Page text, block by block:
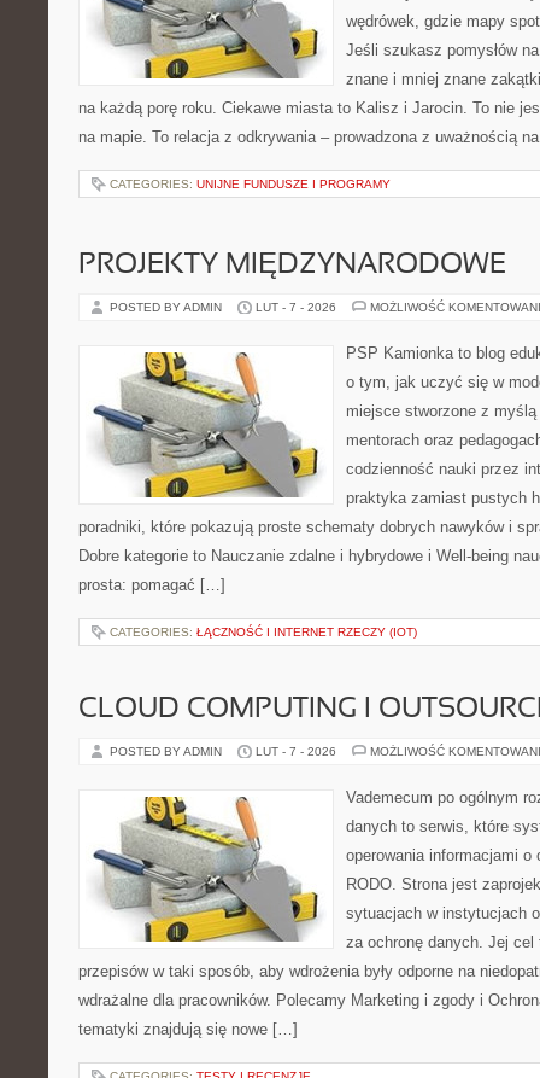
wędrówek, gdzie mapy
Jeśli szukasz pomysłów
znane i mniej znane
na każdą porę roku. Ciekawe miasta to Kalisz i Jarocin. To nie
na mapie. To relacja z odkrywania – prowadzona z uważnością
CATEGORIES: UNIJNE FUNDUSZE I PROGRAMY
PROJEKTY MIĘDZYNARODOWE
POSTED BY ADMIN LUT - 7 - 2026 MOŻLIWOŚĆ
PSP Kamionka to blog
o tym, jak uczyć się w
miejsce stworzone z
mentorach oraz
codzienność nauki przez
praktyka zamiast pustych
poradniki, które pokazują proste schematy dobrych nawyków i
Dobre kategorie to Nauczanie zdalne i hybrydowe i Well-being
prosta: pomagać […]
CATEGORIES: ŁĄCZNOŚĆ I INTERNET RZECZY (IOT)
CLOUD COMPUTING I
POSTED BY ADMIN LUT - 7 - 2026 MOŻLIWOŚĆ
Vademecum po ogólnym
danych to serwis, które
operowania informacjami o
RODO. Strona jest
sytuacjach w instytucjach
za ochronę danych. Jej cel
przepisów w taki sposób, aby wdrożenia były odporne na
wdrażalne dla pracowników. Polecamy Marketing i zgody i
tematyki znajdują się nowe […]